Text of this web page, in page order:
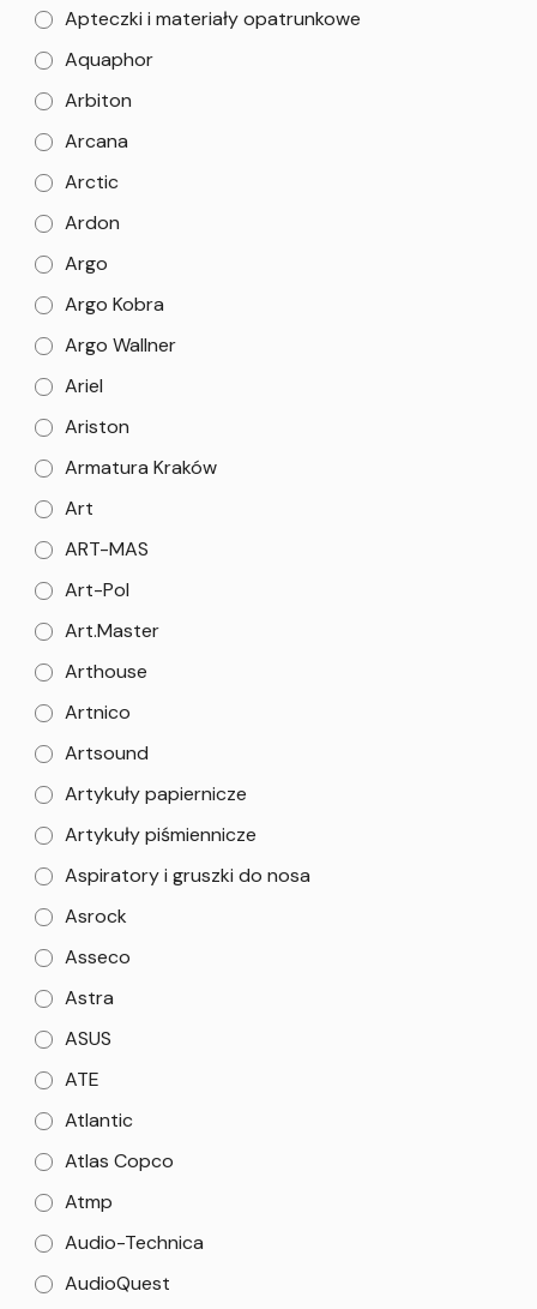
Apteczki i materiały opatrunkowe
Aquaphor
Arbiton
Arcana
Arctic
Ardon
Argo
Argo Kobra
Argo Wallner
Ariel
Ariston
Armatura Kraków
Art
ART-MAS
Art-Pol
Art.Master
Arthouse
Artnico
Artsound
Artykuły papiernicze
Artykuły piśmiennicze
Aspiratory i gruszki do nosa
Asrock
Asseco
Astra
ASUS
ATE
Atlantic
Atlas Copco
Atmp
Audio-Technica
AudioQuest